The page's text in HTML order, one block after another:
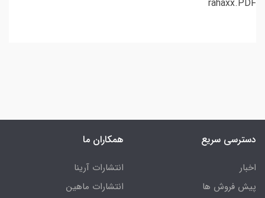
rahaxx.PDF
دسترسی سریع
اخبار
پیش فروش ها
همکاران ما
انتشارات آرینا
انتشارات ماهین